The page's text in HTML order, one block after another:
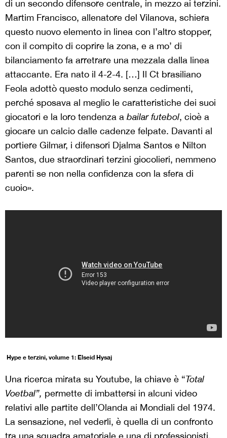
di un secondo difensore centrale, in mezzo ai terzini.
Martim Francisco, allenatore del Vilanova, schiera
questo nuovo elemento in linea con l’altro stopper,
con il compito di coprire la zona, e a mo’ di
bilanciamento fa arretrare una mezzala dalla linea
attaccante. Era nato il 4-2-4. […] Il Ct brasiliano
Feola adottò questo modulo senza cedimenti,
perché sposava al meglio le caratteristiche dei suoi
giocatori e la loro tendenza a bailar futebol, cioè a
giocare un calcio dalle cadenze felpate. Davanti al
portiere Gilmar, i difensori Djalma Santos e Nilton
Santos, due straordinari terzini giocolieri, nemmeno
parenti se non nella confidenza con la sfera di
cuoio».
Hype e terzini, volume 1: Elseid Hysaj
Una ricerca mirata su Youtube, la chiave è “Total
Voetbal”, permette di imbattersi in alcuni video
relativi alle partite dell’Olanda ai Mondiali del 1974.
La sensazione, nel vederli, è quella di un confronto
tra una squadra amatoriale e una di professionisti,